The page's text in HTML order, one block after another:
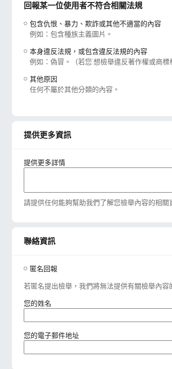
回報某一位使用者不符合相關法規
包含仇恨、暴力、欺詐或其他不適當的內容
例如：包含種族主義圖片。
本身違反法規，或包含違反法規的內容
例如：偽冒。（若您˙想檢舉違反著作權或商
其他原因
任何不屬於其他分類的內容。
提供更多資訊
提供更多詳情
請提供任何能夠幫助我們了解您檢舉內容的相
聯絡資訊
匿名回報
若匿名提出檢舉，我們將無法提供有關檢舉內
您的姓名
填
）
您的電子郵件地址（
填